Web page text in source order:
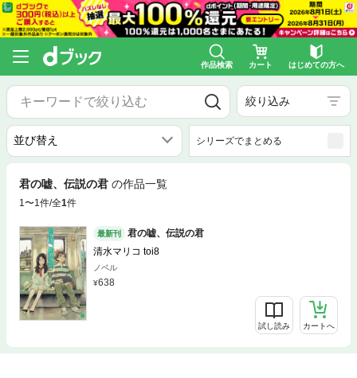
作品検索 カート はじめての方へ
絞り込み
シリーズでまとめる
君の嘘、伝説の君 の作品一覧
1〜1件/全1件
最新刊
君の嘘、伝説の君
清水マリコ toi8
ノベル
638
試し読み カートへ